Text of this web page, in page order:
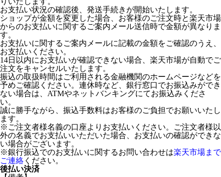
お支払い状況の確認後、発送手続きが開始いたします。
ショップが金額を変更した場合、お客様のご注文時と楽天市場
からのお支払いに関するご案内メール送信時で金額が異なりま
す。
お支払いに関するご案内メールに記載の金額をご確認のうえ、
お支払いください。
14日以内にお支払いが確認できない場合、楽天市場が自動でご
注文をキャンセルいたします。
振込の取扱時間はご利用される金融機関のホームページなどを
予めご確認ください。連休時など、銀行窓口でお振込みができ
ない場合は、ATMやネットバンキングにてお振込みくださ
い。
誠に勝手ながら、振込手数料はお客様のご負担でお願いいたし
ます。
※ご注文者様名義の口座よりお支払いください。ご注文者様以
外の名義でお支払いいただいた場合、お支払いの確認ができな
い場合がございます。
※銀行振込でのお支払いに関するお問い合わせは楽天市場まで
ご連絡 ください。
後払い決済